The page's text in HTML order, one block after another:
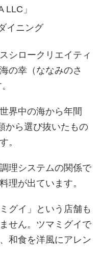
LLC」
イニング
シロークリエイティ
の幸（ななみのさ
界中の海から年間
から選び抜いたもの
。
理システムの関係で
理が出ています。
グイ」という店舗も
せん。ツマミグイで
和食を洋風にアレン